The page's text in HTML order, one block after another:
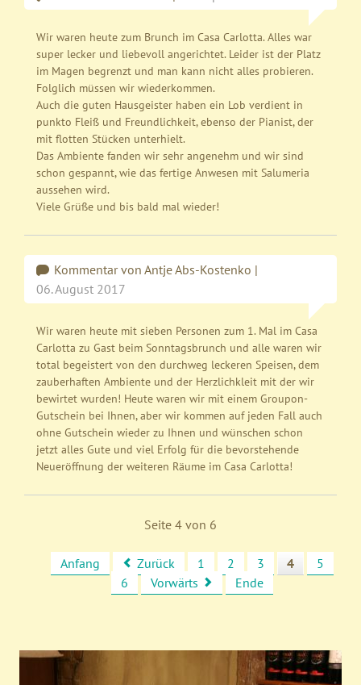
Wir waren heute zum Brunch im Casa Carlotta. Alles war
super lecker und liebevoll angerichtet. Leider ist der Platz
im Magen begrenzt und man kann nicht alles probieren.
Folglich müssen wir wiederkommen.
Auch die guten Hausgeister haben ein Lob verdient in
punkto Fleiß und Freundlichkeit, ebenso der Pianist, der
mit flotten Stücken unterhielt.
Das Ambiente fanden wir sehr angenehm und wir sind
schon gespannt, wie das fertige Anwesen mit Salumeria
aussehen wird.
Viele Grüße und bis bald mal wieder!
Kommentar von Antje Abs-Kostenko |
06. August 2017
Wir waren heute mit sieben Personen zum 1. Mal im Casa
Carlotta zu Gast beim Sonntagsbrunch und alle waren wir
total begeistert von den durchweg leckeren Speisen, dem
zauberhaften Ambiente und der Herzlichkleit mit der wir
bewirtet wurden! Heute waren wir mit einem Groupon-
Gutschein bei Ihnen, aber wir kommen auf jeden Fall auch
ohne Gutschein wieder zu Ihnen und wünschen schon
jetzt alles Gute und viel Erfolg für die bevorstehende
Neueröffnung der weiteren Räume im Casa Carlotta!
Seite 4 von 6
Anfang Zurück 1 2 3 4
5
6
Vorwärts Ende